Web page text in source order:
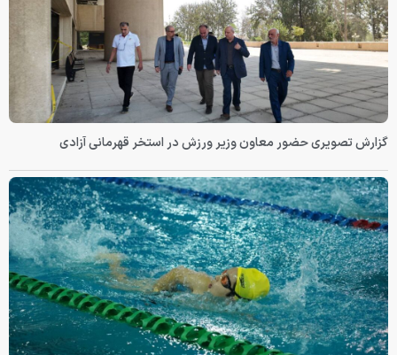
گزارش تصویری حضور معاون وزیر ورزش در استخر قهرمانی آزادی